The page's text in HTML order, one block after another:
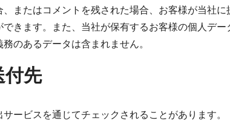
またはコメントを残された場合、お客様が当社
きます。また、当社が保有するお客様の個人デ
のあるデータは含まれません。
付先
ービスを通じてチェックされることがあります。